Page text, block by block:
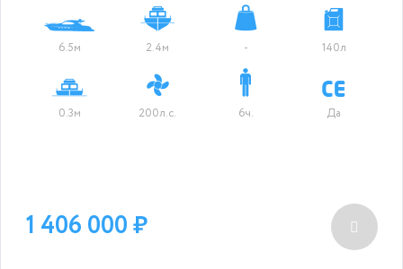
6.5м 2.4м - 140л
0.3м 200л.с. 6ч. Да
1 406 000